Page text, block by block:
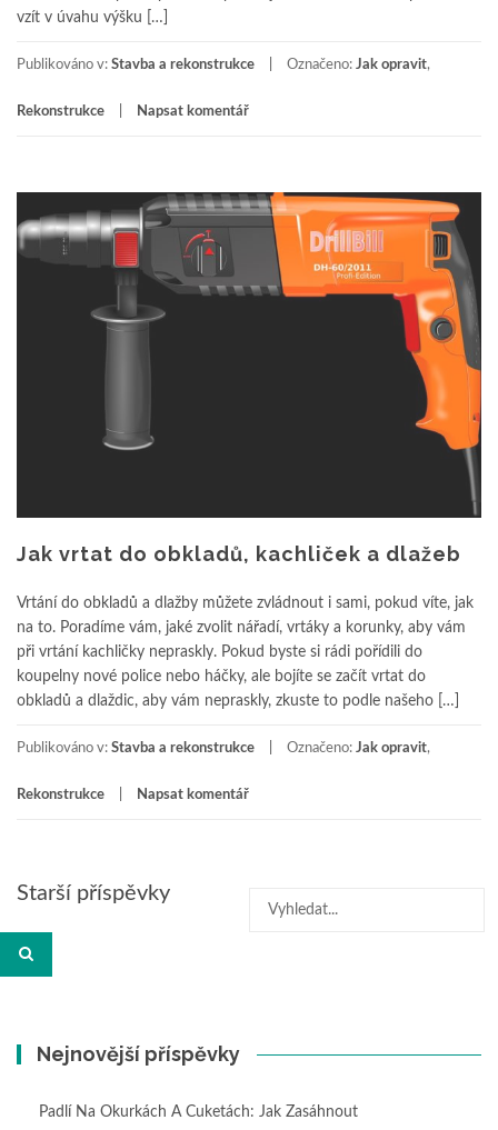
vzít v úvahu výšku […]
Publikováno v: Stavba a rekonstrukce Označeno: Jak opravit,
Rekonstrukce Napsat komentář
Jak vrtat do obkladů, kachliček a dlažeb
Vrtání do obkladů a dlažby můžete zvládnout i sami, pokud víte, jak
na to. Poradíme vám, jaké zvolit nářadí, vrtáky a korunky, aby vám
při vrtání kachličky nepraskly. Pokud byste si rádi pořídili do
koupelny nové police nebo háčky, ale bojíte se začít vrtat do
obkladů a dlaždic, aby vám nepraskly, zkuste to podle našeho […]
Publikováno v: Stavba a rekonstrukce Označeno: Jak opravit,
Rekonstrukce Napsat komentář
Navigace
příspěvky
Starší příspěvky
Nejnovější příspěvky
Padlí Na Okurkách A Cuketách: Jak Zasáhnout